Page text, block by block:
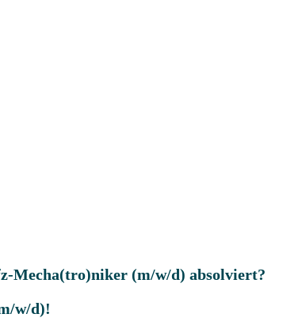
Mecha(tro)niker (m/w/d) absolviert?
w/d)!